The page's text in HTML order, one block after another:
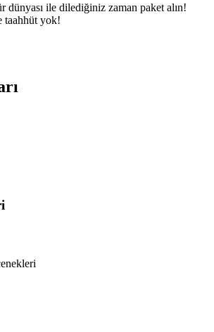
dünyası ile dilediğiniz zaman paket alın!
taahhüt yok!